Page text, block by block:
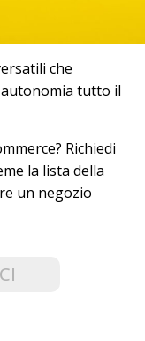
che
tutto il
Richiedi
la lista della
un negozio